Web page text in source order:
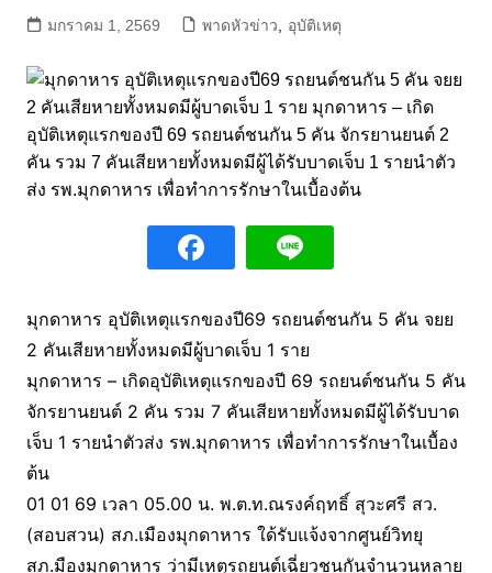
มกราคม 1, 2569 พาดหัวข่าว อุบัติเหตุ
มุกดาหาร อุบัติเหตุแรกของปี69 รถยนต์ชนกัน 5 คัน จยย
2 คันเสียหายทั้งหมดมีผู้บาดเจ็บ 1 ราย
มุกดาหาร – เกิดอุบัติเหตุแรกของปี 69 รถยนต์ชนกัน 5 คัน
จักรยานยนต์ 2 คัน รวม 7 คันเสียหายทั้งหมดมีผู้ได้รับบาด
เจ็บ 1 รายนำตัวส่ง รพ.มุกดาหาร เพื่อทำการรักษาในเบื้อง
ต้น
01 01 69 เวลา 05.00 น. พ.ต.ท.ณรงค์ฤทธิ์ สุวะศรี สว.
(สอบสวน) สภ.เมืองมุกดาหาร ใด้รับแจ้งจากศูนย์วิทยุ
สภ.มืองมุกดาหาร ว่ามีเหตุรถยนต์เฉี่ยวชนกันจำนวนหลาย